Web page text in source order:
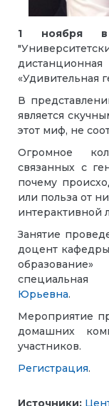
1 ноября
«Удивительная
В
является
этот миф, не
Огромное
связанных с
почему
или польза от
интерактивной
Занятие
доцент
Юрьевна.
Мероприятие
домашних
участников.
Регистрация.
Источники: